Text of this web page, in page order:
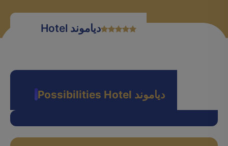
Hotel دیاموند
Possibilities Hotel دیاموند